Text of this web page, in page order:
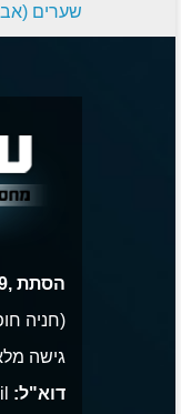
שערים
הסתת ,19 חולון
(חניה
גישה
דוא"ל: